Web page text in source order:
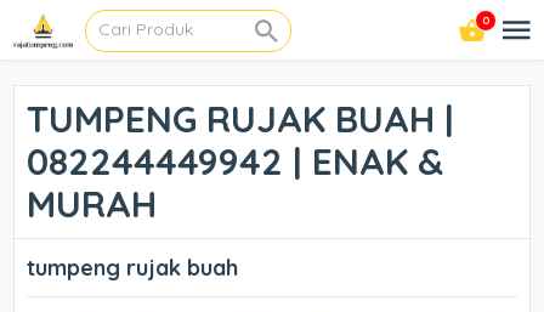
0
TUMPENG RUJAK BUAH |
082244449942 | ENAK &
MURAH
tumpeng rujak buah